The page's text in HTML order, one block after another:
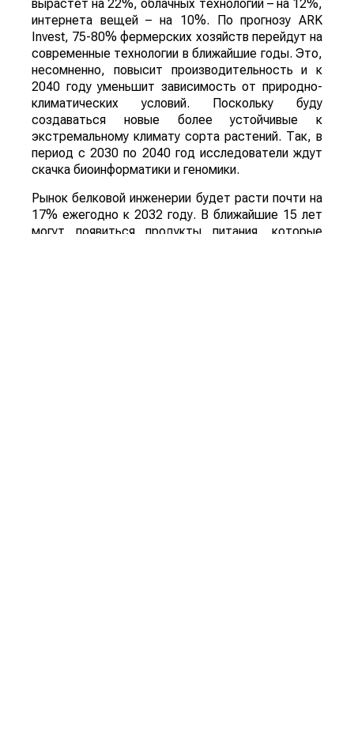
вырастет на 22%, облачных технологий – на 12%,
интернета вещей – на 10%. По прогнозу ARK
Invest, 75-80% фермерских хозяйств перейдут на
современные технологии в ближайшие годы. Это,
несомненно, повысит производительность и к
2040 году уменьшит зависимость от природно-
климатических условий. Поскольку буду
создаваться новые более устойчивые к
экстремальному климату сорта растений. Так, в
период с 2030 по 2040 год исследователи ждут
скачка биоинформатики и геномики.
Рынок белковой инженерии будет расти почти на
17% ежегодно к 2032 году. В ближайшие 15 лет
могут появиться продукты питания, которые